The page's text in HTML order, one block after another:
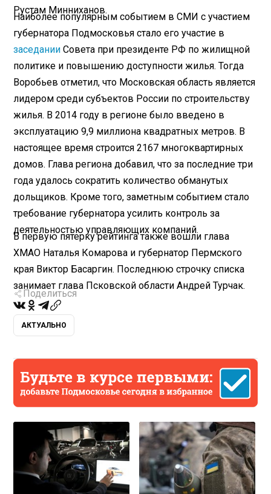
Рустам Минниханов.
Наиболее популярным событием в СМИ с участием
губернатора Подмосковья стало его участие в
заседании Совета при президенте РФ по жилищной
политике и повышению доступности жилья. Тогда
Воробьев отметил, что Московская область является
лидером среди субъектов России по строительству
жилья. В 2014 году в регионе было введено в
эксплуатацию 9,9 миллиона квадратных метров. В
настоящее время строится 2167 многоквартирных
домов. Глава региона добавил, что за последние три
года удалось сократить количество обманутых
дольщиков. Кроме того, заметным событием стало
требование губернатора усилить контроль за
деятельностью управляющих компаний.
В первую пятерку рейтинга также вошли глава
ХМАО Наталья Комарова и губернатор Пермского
края Виктор Басаргин. Последнюю строчку списка
занимает глава Псковской области Андрей Турчак.
Поделиться
АКТУАЛЬНО